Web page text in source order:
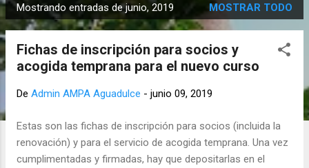
E
n
Mostrando entradas de junio, 2019 MOSTRAR TODO
Fichas de inscripción para socios y
acogida temprana para el nuevo curso
De Admin AMPA Aguadulce - junio 09, 2019
Estas son las fichas de inscripción para socios (incluida la
renovación) y para el servicio de acogida temprana. Una vez
cumplimentadas y firmadas, hay que depositarlas en el